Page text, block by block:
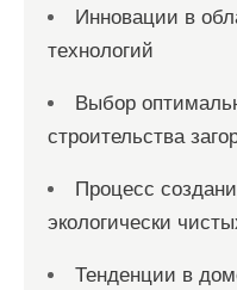
Инновации в
технологий
Выбор
строительства
Процесс
экологически
Тенденции в